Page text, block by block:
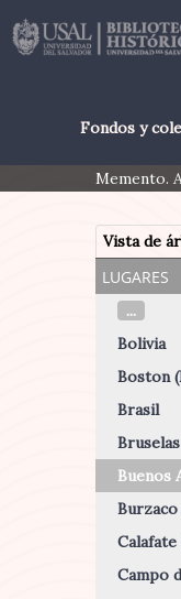
Fondos y
Memento.
Vista de
lugares
...
Bolivia
Boston
Brasil
Buenos
Calafate
Campo